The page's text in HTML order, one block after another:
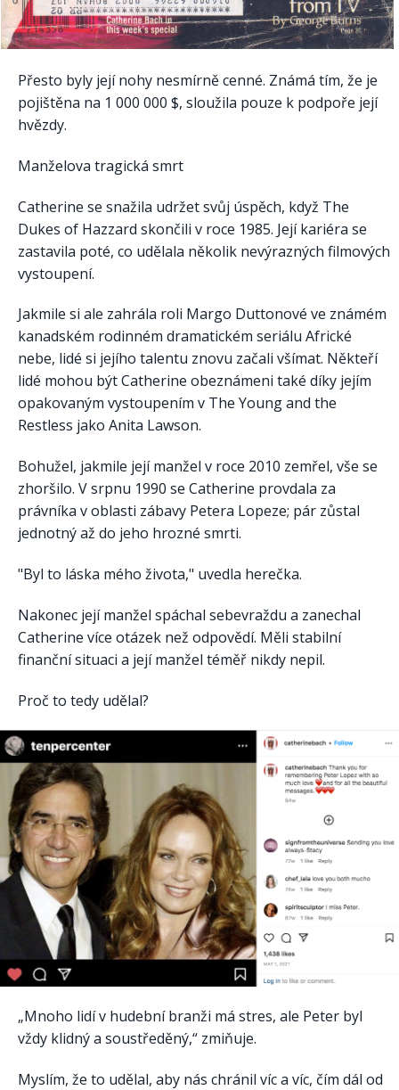
Přesto byly její nohy nesmírně cenné. Známá tím, že je
pojištěna na 1 000 000 $, sloužila pouze k podpoře její
hvězdy.
Manželova tragická smrt
Catherine se snažila udržet svůj úspěch, když The
Dukes of Hazzard skončili v roce 1985. Její kariéra se
zastavila poté, co udělala několik nevýrazných filmových
vystoupení.
Jakmile si ale zahrála roli Margo Duttonové ve známém
kanadském rodinném dramatickém seriálu Africké
nebe, lidé si jejího talentu znovu začali všímat. Někteří
lidé mohou být Catherine obeznámeni také díky jejím
opakovaným vystoupením v The Young and the
Restless jako Anita Lawson.
Bohužel, jakmile její manžel v roce 2010 zemřel, vše se
zhoršilo. V srpnu 1990 se Catherine provdala za
právníka v oblasti zábavy Petera Lopeze; pár zůstal
jednotný až do jeho hrozné smrti.
"Byl to láska mého života," uvedla herečka.
Nakonec její manžel spáchal sebevraždu a zanechal
Catherine více otázek než odpovědí. Měli stabilní
finanční situaci a její manžel téměř nikdy nepil.
Proč to tedy udělal?
„Mnoho lidí v hudební branži má stres, ale Peter byl
vždy klidný a soustředěný,“ zmiňuje.
Myslím, že to udělal, aby nás chránil víc a víc, čím dál od